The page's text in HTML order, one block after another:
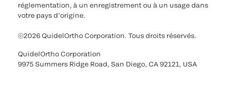
réglementation, à un enregistrement ou à un usage dans
votre pays d’origine.
©2026 QuidelOrtho Corporation. Tous droits réservés.
QuidelOrtho Corporation
9975 Summers Ridge Road, San Diego, CA 92121, USA